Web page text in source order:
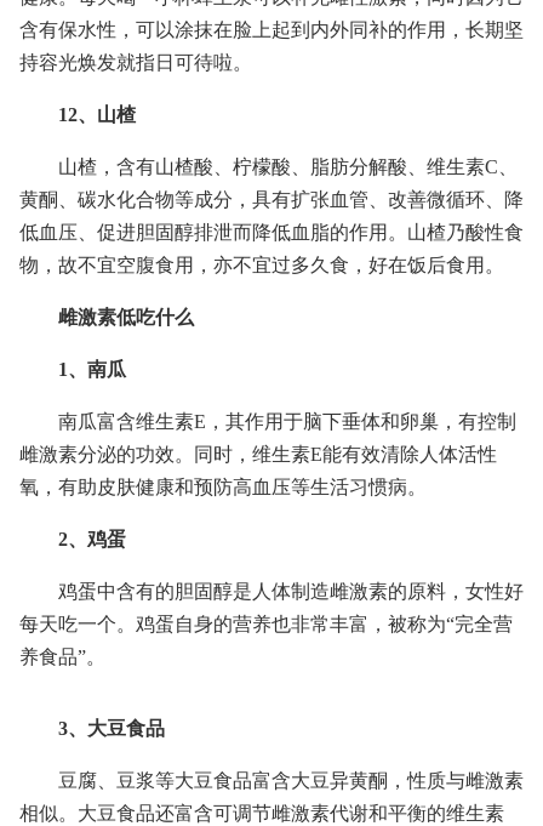
含有保水性，可以涂抹在脸上起到内外同补的作用，长期坚
持容光焕发就指日可待啦。
12、山楂
山楂，含有山楂酸、柠檬酸、脂肪分解酸、维生素C、
黄酮、碳水化合物等成分，具有扩张血管、改善微循环、降
低血压、促进胆固醇排泄而降低血脂的作用。山楂乃酸性食
物，故不宜空腹食用，亦不宜过多久食，好在饭后食用。
雌激素低吃什么
1、南瓜
南瓜富含维生素E，其作用于脑下垂体和卵巢，有控制
雌激素分泌的功效。同时，维生素E能有效清除人体活性
氧，有助皮肤健康和预防高血压等生活习惯病。
2、鸡蛋
鸡蛋中含有的胆固醇是人体制造雌激素的原料，女性好
每天吃一个。鸡蛋自身的营养也非常丰富，被称为“完全营
养食品”。
3、大豆食品
豆腐、豆浆等大豆食品富含大豆异黄酮，性质与雌激素
相似。大豆食品还富含可调节雌激素代谢和平衡的维生素